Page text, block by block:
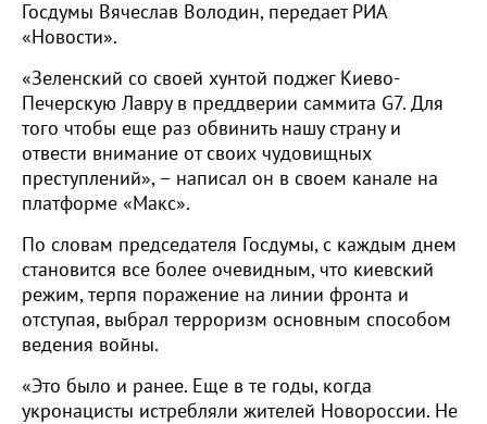
Госдумы Вячеслав Володин, передает РИА
«Новости».
«Зеленский со своей хунтой поджег Киево-
Печерскую Лавру в преддверии саммита G7. Для
того чтобы еще раз обвинить нашу страну и
отвести внимание от своих чудовищных
преступлений», – написал он в своем канале на
платформе «Макс».
По словам председателя Госдумы, с каждым днем
становится все более очевидным, что киевский
режим, терпя поражение на линии фронта и
отступая, выбрал терроризм основным способом
ведения войны.
«Это было и ранее. Еще в те годы, когда
укронацисты истребляли жителей Новороссии. Не